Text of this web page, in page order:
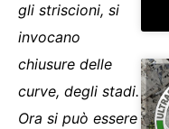
gli striscioni, si
invocano
chiusure delle
curve, degli stadi.
Ora si può essere